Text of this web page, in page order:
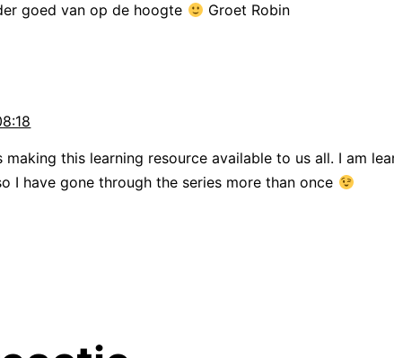
dat je experimenten deed. Zeker in die tijd
Amerika, om een trainingsprogramma te
mag Ockels wél mee.
ruimte in gaan, is het eerst tijd voor…
van deze week is: Door het oog van de
goed van op de hoogte
Groet Robin
this learning resource available to us all. I am
I have gone through the series more than once